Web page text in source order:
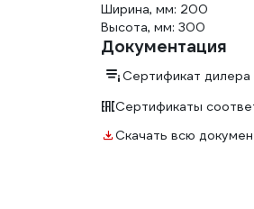
Ширина, мм: 200
Высота, мм: 300
Документация
Сертификат дилера
Сертификаты
Скачать всю